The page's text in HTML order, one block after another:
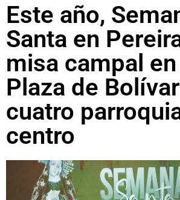
Este año,
Santa en
misa campal
Plaza de
cuatro
centro